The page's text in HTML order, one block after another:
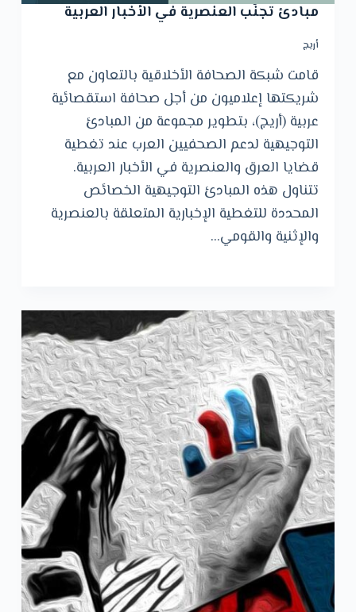
ﻣﺒﺎدئ تجنّب العنصرية ﻓﻲ اﻷﺧﺒﺎر اﻟﻌﺮﺑﻴﺔ
أريج
قامت شبكة الصحافة الأخلاقية بالتعاون مع
شريكتها إعلاميون من أجل صحافة استقصائية
عربية (أريج)، بتطوير مجموعة من المبادئ
التوجيهية لدعم الصحفيين العرب عند تغطية
قضايا العرق والعنصرية في الأخبار العربية.
تتناول هذه المبادئ التوجيهية الخصائص
المحددة للتغطية الإخبارية المتعلقة بالعنصرية
والإثنية والقومي…